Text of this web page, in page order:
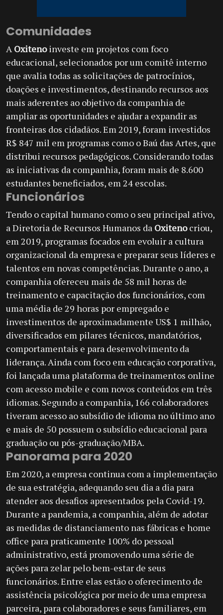
Comunidades
AOxitenoinveste em projetos com foco
educacional, selecionados por um comitê interno
que avalia todas as solicitações de patrocínios,
doações e investimentos, destinando recursos aos
mais aderentes ao objetivo da companhia de
ampliar as oportunidades e ajudar a expandir as
fronteiras dos cidadãos. Em 2019, foram investidos
R$ 847 mil em programas como o Baú das Artes, que
distribui recursos pedagógicos. Considerando todas
as iniciativas da companhia, foram mais de 8.600
estudantes beneficiados, em 24 escolas.
Funcionários
Tendo o capital humano como o seu principal ativo,
a Diretoria de Recursos Humanos da Oxitenocriou,
em 2019, programas focados em evoluir a cultura
organizacional da empresa e preparar seus líderes e
talentos em novas competências. Durante o ano, a
companhia ofereceu mais de 58 mil horas de
treinamento e capacitação dos funcionários, com
uma média de 29 horas por empregado e
investimentos de aproximadamente US$ 1 milhão,
diversificados em pilares técnicos, mandatórios,
comportamentais e para desenvolvimento da
liderança. Ainda com foco em educação corporativa,
foi lançada uma plataforma de treinamentos online
com acesso mobile e com novos conteúdos em três
idiomas. Segundo a companhia, 166 colaboradores
tiveram acesso ao subsídio de idioma no último ano
e mais de 50 possuem o subsídio educacional para
graduação ou pós-graduação/MBA.
Panorama para 2020
Em 2020, a empresa continua com a implementação
de sua estratégia, adequando seu dia a dia para
atender aos desafios apresentados pela Covid-19.
Durante a pandemia, a companhia, além de adotar
as medidas de distanciamento nas fábricas e home
office para praticamente 100% do pessoal
administrativo, está promovendo uma série de
ações para zelar pelo bem-estar de seus
funcionários. Entre elas estão o oferecimento de
assistência psicológica por meio de uma empresa
parceira, para colaboradores e seus familiares, em